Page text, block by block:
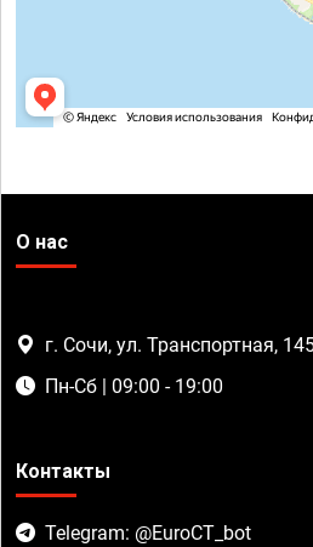
О нас
г. Сочи, ул. Транспортная,
Пн-Сб | 09:00 - 19:00
Контакты
Telegram: @EuroCT_bot